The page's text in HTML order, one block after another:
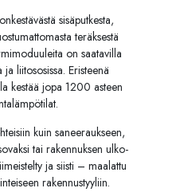
sisäputkesta,
teräksestä
on saatavilla
ja liitososissa. Eristeenä
kestää jopa 1200 asteen
kuin saneeraukseen,
tai rakennuksen ulko-
ja siisti – maalattu
rakennustyyliin.